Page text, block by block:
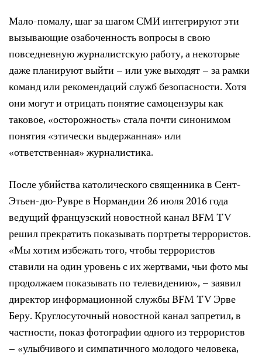
Мало-помалу, шаг за шагом СМИ интегрируют эти
вызывающие озабоченность вопросы в свою
повседневную журналистскую работу, а некоторые
даже планируют выйти – или уже выходят – за рамки
команд или рекомендаций служб безопасности. Хотя
они могут и отрицать понятие самоцензуры как
таковое, «осторожность» стала почти синонимом
понятия «этически выдержанная» или
«ответственная» журналистика.
После убийства католического священника в Сент-
Этьен-дю-Рувре в Нормандии 26 июля 2016 года
ведущий французский новостной канал BFM TV
решил прекратить показывать портреты террористов.
«Мы хотим избежать того, чтобы террористов
ставили на один уровень с их жертвами, чьи фото мы
продолжаем показывать по телевидению», – заявил
директор информационной службы BFM TV Эрве
Беру. Круглосуточный новостной канал запретил, в
частности, показ фотографии одного из террористов
– «улыбчивого и симпатичного молодого человека,